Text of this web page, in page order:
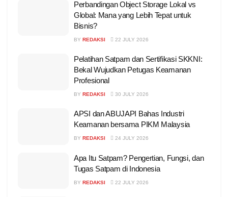
Perbandingan Object Storage Lokal vs
Global: Mana yang Lebih Tepat untuk
Bisnis?
BY REDAKSI 22 JULY 2026
Pelatihan Satpam dan Sertifikasi SKKNI:
Bekal Wujudkan Petugas Keamanan
Profesional
BY REDAKSI 30 JULY 2026
APSI dan ABUJAPI Bahas Industri
Keamanan bersama PIKM Malaysia
BY REDAKSI 24 JULY 2026
Apa Itu Satpam? Pengertian, Fungsi, dan
Tugas Satpam di Indonesia
BY REDAKSI 22 JULY 2026